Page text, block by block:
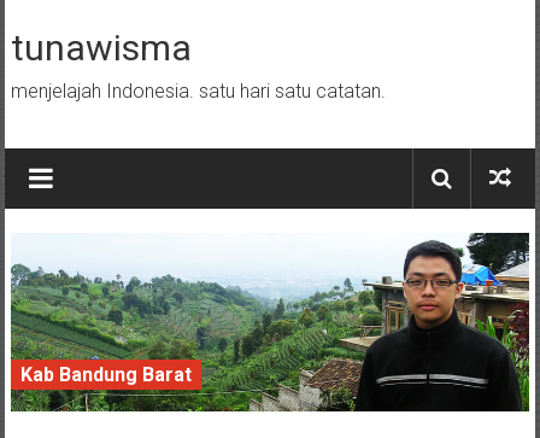
tunawisma
menjelajah Indonesia. satu hari satu catatan.
Kab Bandung Barat